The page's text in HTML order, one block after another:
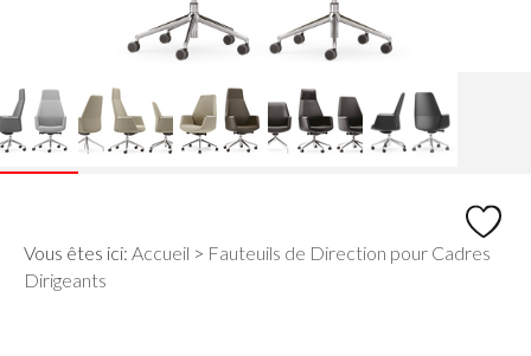
Vous êtes ici: Accueil > Fauteuils de Direction pour Cadres
Dirigeants